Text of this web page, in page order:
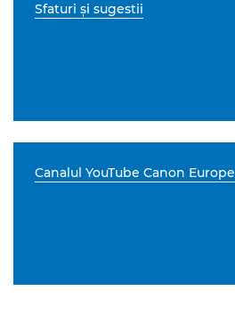
Sfaturi şi sugestii
Canalul YouTube Canon Europe